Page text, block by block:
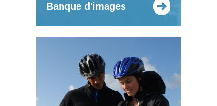
Banque d'images